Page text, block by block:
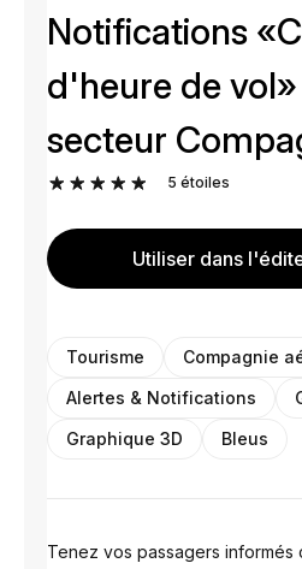
Notifications
d'heure de
secteur
5 étoiles
Utiliser dans
Tourisme
Compagnie
Alertes & Notifications
Graphique 3D
Bleus
Tenez vos passagers informés